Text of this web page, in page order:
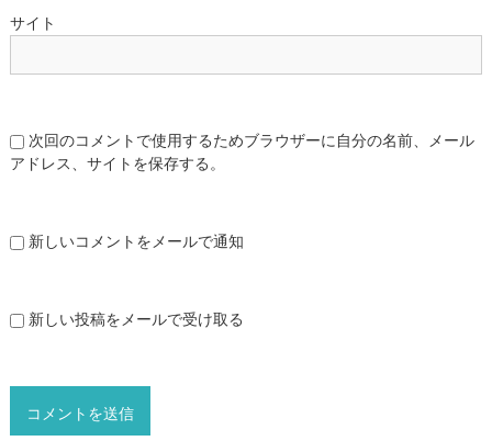
サイト
次回のコメントで使用するためブラウザーに自分の名前、メール
アドレス、サイトを保存する。
新しいコメントをメールで通知
新しい投稿をメールで受け取る